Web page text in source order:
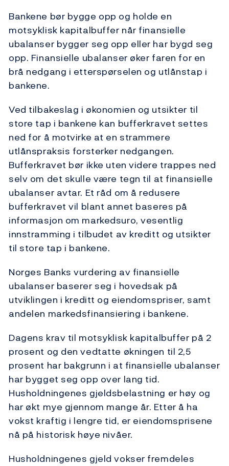
Bankene bør bygge opp og holde en
motsyklisk kapitalbuffer når finansielle
ubalanser bygger seg opp eller har bygd seg
opp. Finansielle ubalanser øker faren for en
brå nedgang i etterspørselen og utlånstap i
bankene.
Ved tilbakeslag i økonomien og utsikter til
store tap i bankene kan bufferkravet settes
ned for å motvirke at en strammere
utlånspraksis forsterker nedgangen.
Bufferkravet bør ikke uten videre trappes ned
selv om det skulle være tegn til at finansielle
ubalanser avtar. Et råd om å redusere
bufferkravet vil blant annet baseres på
informasjon om markedsuro, vesentlig
innstramming i tilbudet av kreditt og utsikter
til store tap i bankene.
Norges Banks vurdering av finansielle
ubalanser baserer seg i hovedsak på
utviklingen i kreditt og eiendomspriser, samt
andelen markedsfinansiering i bankene.
Dagens krav til motsyklisk kapitalbuffer på 2
prosent og den vedtatte økningen til 2,5
prosent har bakgrunn i at finansielle ubalanser
har bygget seg opp over lang tid.
Husholdningenes gjeldsbelastning er høy og
har økt mye gjennom mange år. Etter å ha
vokst kraftig i lengre tid, er eiendomsprisene
nå på historisk høye nivåer.
Husholdningenes gjeld vokser fremdeles